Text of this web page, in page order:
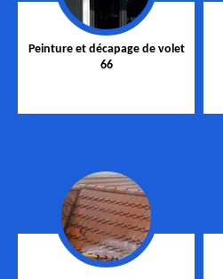
Peinture et décapage de volet
66